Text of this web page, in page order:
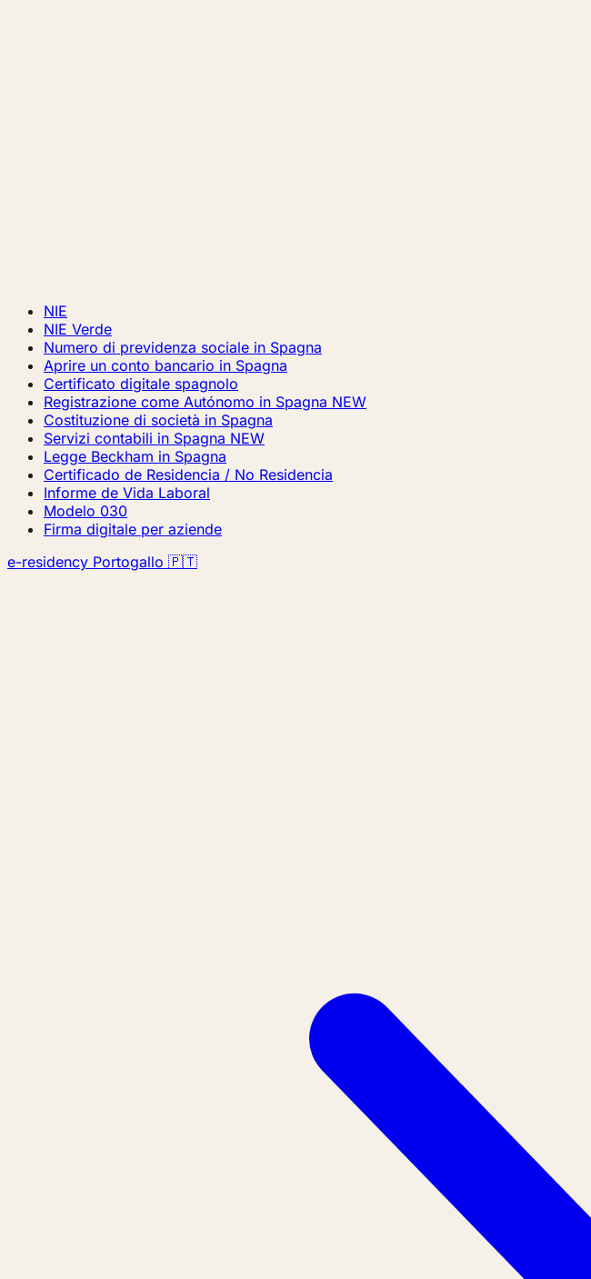
NIE
NIE Verde
Numero di previdenza sociale in Spagna
Aprire un conto bancario in Spagna
Certificato digitale spagnolo
Registrazione come Autónomo in Spagna NEW
Costituzione di società in Spagna
Servizi contabili in Spagna NEW
Legge Beckham in Spagna
Certificado de Residencia / No Residencia
Informe de Vida Laboral
Modelo 030
Firma digitale per aziende
e-residency Portogallo 🇵🇹